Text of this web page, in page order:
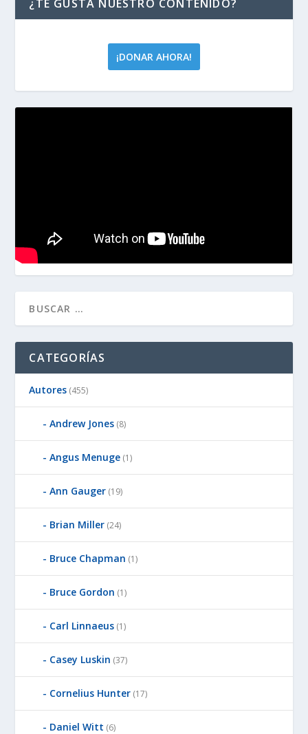
¿TE GUSTA NUESTRO CONTENIDO?
¡DONAR AHORA!
CATEGORÍAS
Autores (455)
Andrew Jones (8)
Angus Menuge (1)
Ann Gauger (19)
Brian Miller (24)
Bruce Chapman (1)
Bruce Gordon (1)
Carl Linnaeus (1)
Casey Luskin (37)
Cornelius Hunter (17)
Daniel Witt (6)